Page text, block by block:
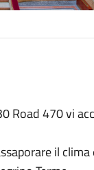
Road 470 vi
il